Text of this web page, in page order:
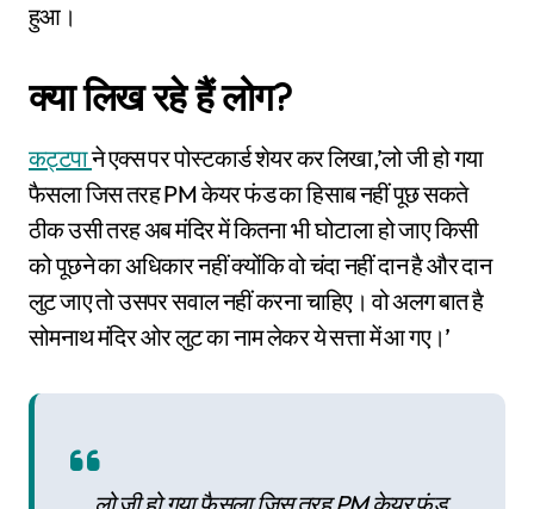
हुआ।
क्या लिख रहे हैं लोग?
कट्टपाने एक्स पर पोस्टकार्ड शेयर कर लिखा,’लो जी हो गया
फैसला जिस तरह PM केयर फंड का हिसाब नहीं पूछ सकते
ठीक उसी तरह अब मंदिर में कितना भी घोटाला हो जाए किसी
को पूछने का अधिकार नहीं क्योंकि वो चंदा नहीं दान है और दान
लुट जाए तो उसपर सवाल नहीं करना चाहिए। वो अलग बात है
सोमनाथ मंदिर ओर लुट का नाम लेकर ये सत्ता में आ गए।’